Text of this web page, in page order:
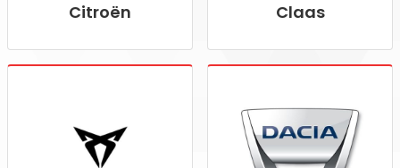
Citroën Claas